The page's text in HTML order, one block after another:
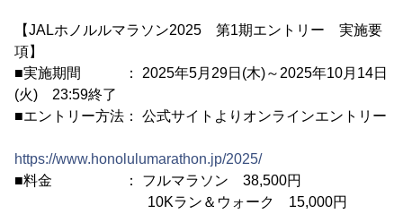
【JALホノルルマラソン2025 第1期エントリー 実施要
項】
■実施期間 ： 2025年5月29日(木)～2025年10月14日
(火) 23:59終了
■エントリー方法： 公式サイトよりオンラインエントリー
https://www.honolulumarathon.jp/2025/
■料金 ： フルマラソン 38,500円
10Kラン＆ウォーク 15,000円